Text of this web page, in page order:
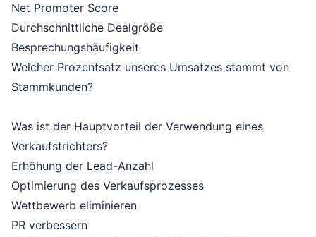
Net Promoter Score
Durchschnittliche Dealgröße
Besprechungshäufigkeit
Welcher Prozentsatz unseres Umsatzes stammt von
Stammkunden?
Was ist der Hauptvorteil der Verwendung eines
Verkaufstrichters?
Erhöhung der Lead-Anzahl
Optimierung des Verkaufsprozesses
Wettbewerb eliminieren
PR verbessern